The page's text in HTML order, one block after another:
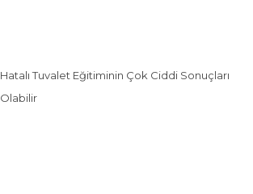
Hatalı Tuvalet Eğitiminin Çok Ciddi Sonuçları
Olabilir